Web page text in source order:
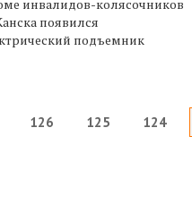
инвалидов-колясочников
появился
подъемник
126 125 124